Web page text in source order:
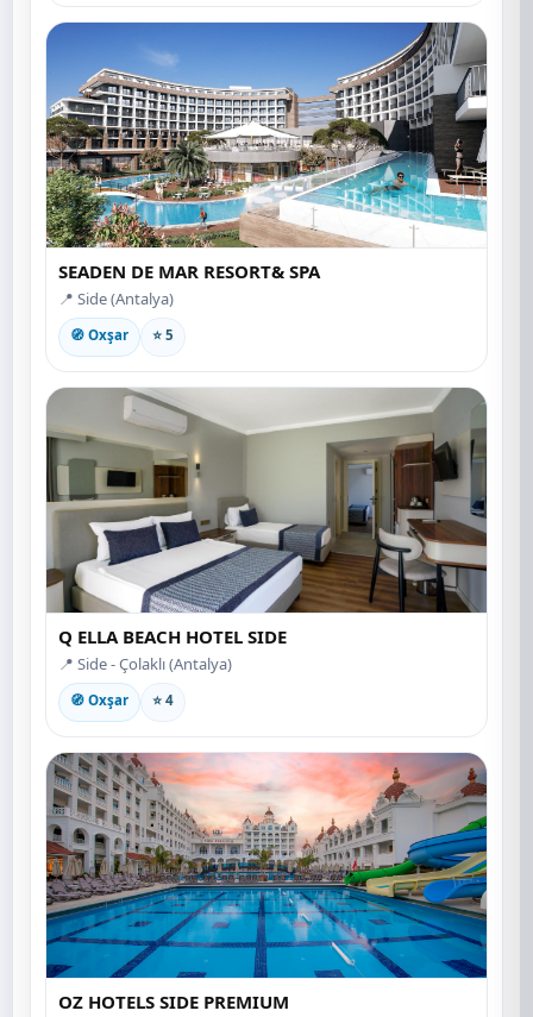
SEADEN DE MAR RESORT& SPA
📍 Side (Antalya)
🧭 Oxşar ⭐ 5
Q ELLA BEACH HOTEL SIDE
📍 Side - Çolaklı (Antalya)
🧭 Oxşar ⭐ 4
OZ HOTELS SIDE PREMIUM